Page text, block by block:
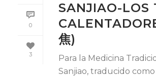
0
3
SANJIAO-LOS
焦)
Para la Medicina
Sanjiao, traducido